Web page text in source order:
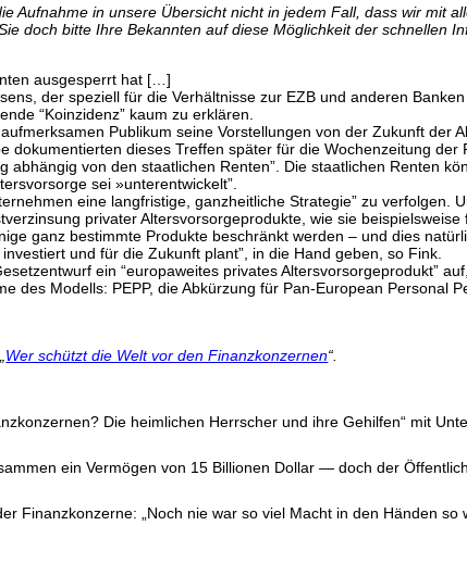
Aufnahme in unsere Übersicht nicht in jedem Fall, dass wir mit
doch bitte Ihre Bekannten auf diese Möglichkeit der schnellen
ausgesperrt hat […]
der speziell für die Verhältnisse zur EZB und anderen Banken
“Koinzidenz” kaum zu erklären.
Publikum seine Vorstellungen von der Zukunft der
dieses Treffen später für die Wochenzeitung der
von den staatlichen Renten”. Die staatlichen Renten
sei »unterentwickelt”.
eine langfristige, ganzheitliche Strategie” zu verfolgen.
privater Altersvorsorgeprodukte, wie sie beispielsweise
ganz bestimmte Produkte beschränkt werden – und dies
und für die Zukunft plant”, in die Hand geben, so Fink.
ein “europaweites privates Altersvorsorgeprodukt”
des Modells: PEPP, die Abkürzung für Pan-European Personal
Wer schützt die Welt vor den Finanzkonzernen“.
Die heimlichen Herrscher und ihre Gehilfen“ mit
ein Vermögen von 15 Billionen Dollar — doch der
Finanzkonzerne: „Noch nie war so viel Macht in den Händen so